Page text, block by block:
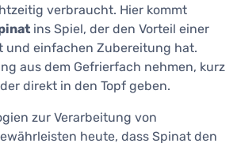
verbraucht. Hier kommt
ins Spiel, der den Vorteil einer
und einfachen Zubereitung hat.
aus dem Gefrierfach nehmen, kurz
direkt in den Topf geben.
zur Verarbeitung von
heute, dass Spinat den